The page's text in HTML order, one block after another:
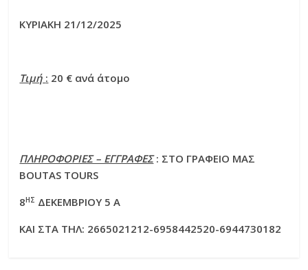
ΚΥΡΙΑΚΗ 21/12/2025
Τιμή : 20 € ανά άτομο
ΠΛΗΡΟΦΟΡΙΕΣ – ΕΓΓΡΑΦΕΣ: ΣΤΟ ΓΡΑΦΕΙΟ MAΣ
BOUTAS TOURS
8ΗΣ ΔΕΚΕΜΒΡΙΟΥ 5 Α
ΚΑΙ ΣΤΑ ΤΗΛ: 2665021212-6958442520-6944730182